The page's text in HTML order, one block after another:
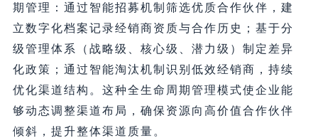
期管理：通过智能招募机制筛选优质合作伙伴，建
立数字化档案记录经销商资质与合作历史；基于分
级管理体系（战略级、核心级、潜力级）制定差异
化政策；通过智能淘汰机制识别低效经销商，持续
优化渠道结构。这种全生命周期管理模式使企业能
够动态调整渠道布局，确保资源向高价值合作伙伴
倾斜，提升整体渠道质量。